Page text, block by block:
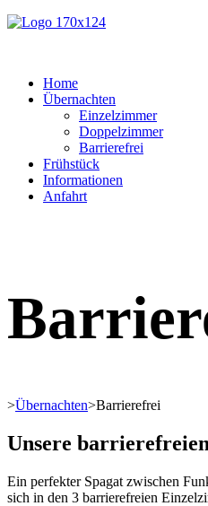
Home
Übernachten
Einzelzimmer
Doppelzimmer
Barrierefrei
Frühstück
Informationen
Anfahrt
>Übernachten>Barrierefrei
Unsere
Ein perfekter Spagat zwischen
sich in den 3 barrierefreien